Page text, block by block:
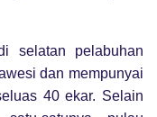
selatan pelabuhan
dan mempunyai
40 ekar. Selain